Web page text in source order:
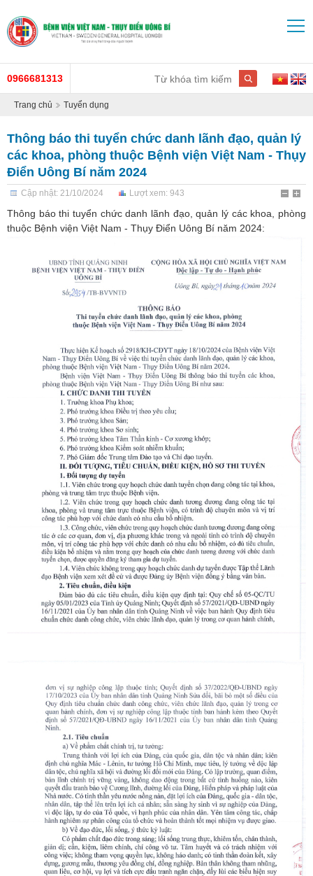
0966681313
Trang chủ Tuyển dụng
Thông báo thi tuyển chức danh lãnh đạo, quản lý
các khoa, phòng thuộc Bệnh viện Việt Nam - Thụy
Điển Uông Bí năm 2024
Cập nhật: 21/10/2024 Lượt xem: 943
Thông báo thi tuyển chức danh lãnh đạo, quản lý các khoa, phòng
thuộc Bệnh viện Việt Nam - Thụy Điển Uông Bí năm 2024: